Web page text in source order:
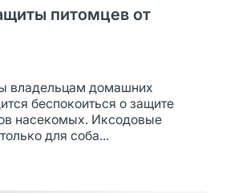
питомцев от
владельцам домашних
беспокоиться о защите
насекомых. Иксодовые
для соба...